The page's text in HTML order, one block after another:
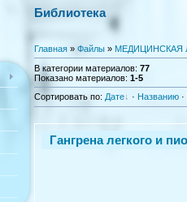
Библиотека
Главная » Файлы » МЕДИЦИНСКАЯ
В категории материалов: 77
Показано материалов: 1-5
Сортировать по: Дате · Названию ·
Гангрена легкого и